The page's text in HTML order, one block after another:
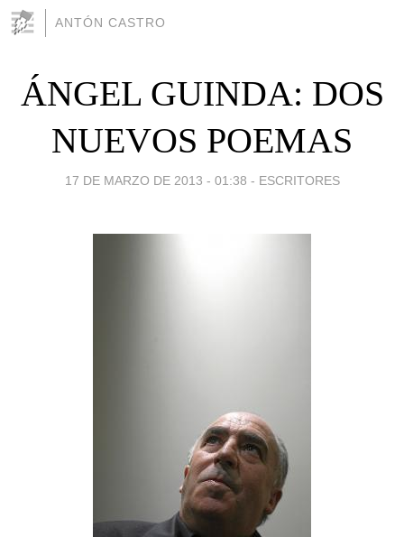
ANTÓN CASTRO
ÁNGEL GUINDA: DOS
NUEVOS POEMAS
17 DE MARZO DE 2013 - 01:38 - ESCRITORES